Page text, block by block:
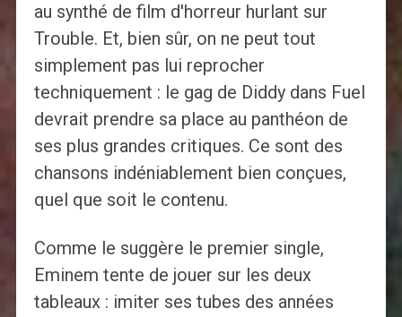
au synthé de film d'horreur hurlant sur
Trouble. Et, bien sûr, on ne peut tout
simplement pas lui reprocher
techniquement : le gag de Diddy dans Fuel
devrait prendre sa place au panthéon de
ses plus grandes critiques. Ce sont des
chansons indéniablement bien conçues,
quel que soit le contenu.
Comme le suggère le premier single,
Eminem tente de jouer sur les deux
tableaux : imiter ses tubes des années